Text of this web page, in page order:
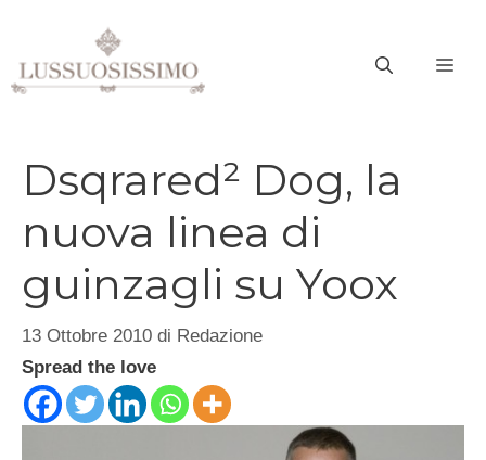
contenuto
Dsqrared² Dog, la
nuova linea di
guinzagli su Yoox
13 Ottobre 2010 di Redazione
Spread the love